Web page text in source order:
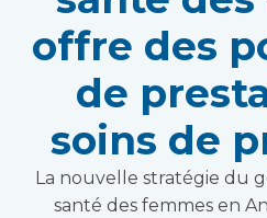
offre des
de
soins de
La nouvelle stratégie du
santé des femmes en